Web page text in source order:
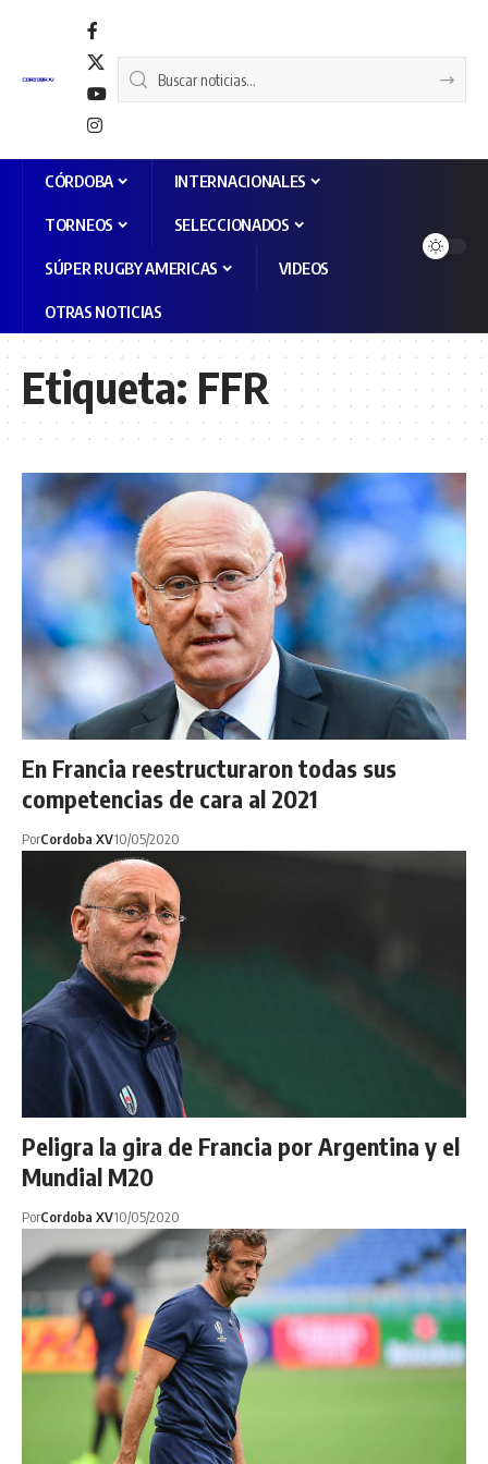
CÓRDOBA INTERNACIONALES
TORNEOS SELECCIONADOS
SÚPER RUGBY AMERICAS VIDEOS
OTRAS NOTICIAS
Etiqueta: FFR
En Francia reestructuraron todas sus
competencias de cara al 2021
PorCordoba XV10/05/2020
Peligra la gira de Francia por Argentina y el
Mundial M20
PorCordoba XV10/05/2020